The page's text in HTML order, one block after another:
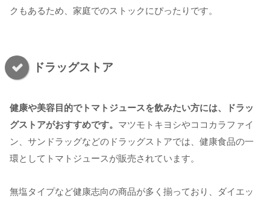
クもあるため、家庭でのストックにぴったりです。
ドラッグストア
健康や美容目的でトマトジュースを飲みたい方には、ドラッ
グストアがおすすめです。 マツモトキヨシやココカラファイ
ン、サンドラッグなどのドラッグストアでは、健康食品の一
環としてトマトジュースが販売されています。
無塩タイプなど健康志向の商品が多く揃っており、ダイエッ